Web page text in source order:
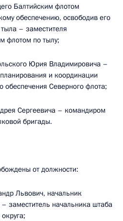
Балтийским флотом
обеспечению, освободив его
– заместителя
флотом по тылу;
Юрия Владимировича –
и координации
обеспечения Северного флота;
Сергеевича – командиром
бригады.
от должности:
Львович, начальник
заместитель начальника штаба